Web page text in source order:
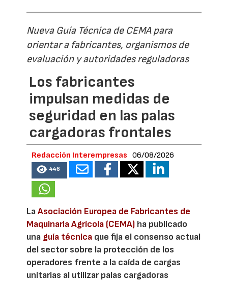
Nueva Guía Técnica de CEMA para
orientar a fabricantes, organismos de
evaluación y autoridades reguladoras
Los fabricantes
impulsan medidas de
seguridad en las palas
cargadoras frontales
Redacción Interempresas 06/08/2026
446
LaAsociación Europea de Fabricantes de
Maquinaria Agrícola (CEMA) ha publicado
una guía técnica que fija el consenso actual
del sector sobre la protección de los
operadores frente a la caída de cargas
unitarias al utilizar palas cargadoras